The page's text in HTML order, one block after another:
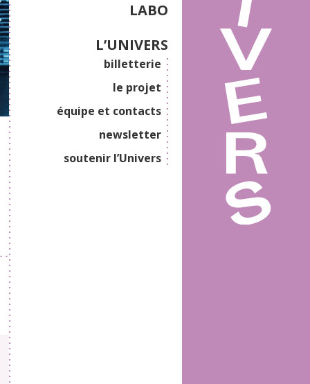
LABO
L’UNIVERS
billetterie
le projet
équipe et contacts
newsletter
soutenir l’Univers